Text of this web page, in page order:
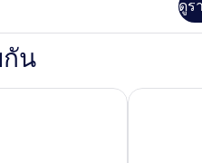
ดูร
น
อร์เม โรงแรมปอ